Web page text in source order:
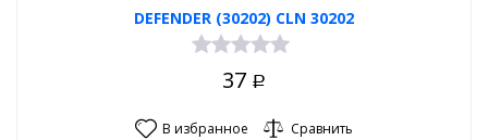
DEFENDER (30202) CLN 30202
37 Р
В избранное Сравнить